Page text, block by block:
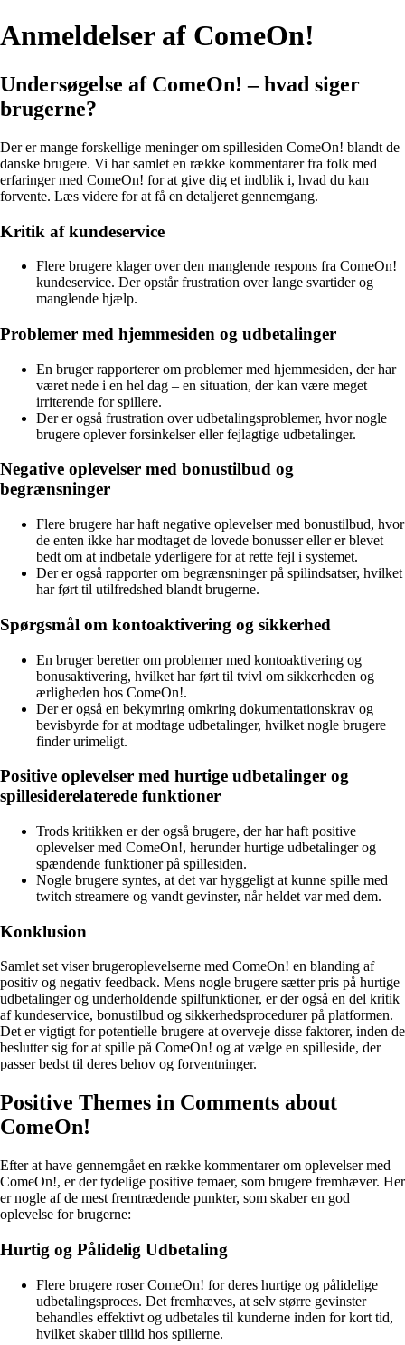
Anmeldelser af ComeOn!
Undersøgelse af ComeOn! – hvad siger
brugerne?
Der er mange forskellige meninger om spillesiden ComeOn! blandt de
danske brugere. Vi har samlet en række kommentarer fra folk med
erfaringer med ComeOn! for at give dig et indblik i, hvad du kan
forvente. Læs videre for at få en detaljeret gennemgang.
Kritik af kundeservice
Flere brugere klager over den manglende respons fra ComeOn!
kundeservice. Der opstår frustration over lange svartider og
manglende hjælp.
Problemer med hjemmesiden og udbetalinger
En bruger rapporterer om problemer med hjemmesiden, der har
været nede i en hel dag – en situation, der kan være meget
irriterende for spillere.
Der er også frustration over udbetalingsproblemer, hvor nogle
brugere oplever forsinkelser eller fejlagtige udbetalinger.
Negative oplevelser med bonustilbud og
begrænsninger
Flere brugere har haft negative oplevelser med bonustilbud, hvor
de enten ikke har modtaget de lovede bonusser eller er blevet
bedt om at indbetale yderligere for at rette fejl i systemet.
Der er også rapporter om begrænsninger på spilindsatser, hvilket
har ført til utilfredshed blandt brugerne.
Spørgsmål om kontoaktivering og sikkerhed
En bruger beretter om problemer med kontoaktivering og
bonusaktivering, hvilket har ført til tvivl om sikkerheden og
ærligheden hos ComeOn!.
Der er også en bekymring omkring dokumentationskrav og
bevisbyrde for at modtage udbetalinger, hvilket nogle brugere
finder urimeligt.
Positive oplevelser med hurtige udbetalinger og
spillesiderelaterede funktioner
Trods kritikken er der også brugere, der har haft positive
oplevelser med ComeOn!, herunder hurtige udbetalinger og
spændende funktioner på spillesiden.
Nogle brugere syntes, at det var hyggeligt at kunne spille med
twitch streamere og vandt gevinster, når heldet var med dem.
Konklusion
Samlet set viser brugeroplevelserne med ComeOn! en blanding af
positiv og negativ feedback. Mens nogle brugere sætter pris på hurtige
udbetalinger og underholdende spilfunktioner, er der også en del kritik
af kundeservice, bonustilbud og sikkerhedsprocedurer på platformen.
Det er vigtigt for potentielle brugere at overveje disse faktorer, inden de
beslutter sig for at spille på ComeOn! og at vælge en spilleside, der
passer bedst til deres behov og forventninger.
Positive Themes in Comments about
ComeOn!
Efter at have gennemgået en række kommentarer om oplevelser med
ComeOn!, er der tydelige positive temaer, som brugere fremhæver. Her
er nogle af de mest fremtrædende punkter, som skaber en god
oplevelse for brugerne:
Hurtig og Pålidelig Udbetaling
Flere brugere roser ComeOn! for deres hurtige og pålidelige
udbetalingsproces. Det fremhæves, at selv større gevinster
behandles effektivt og udbetales til kunderne inden for kort tid,
hvilket skaber tillid hos spillerne.